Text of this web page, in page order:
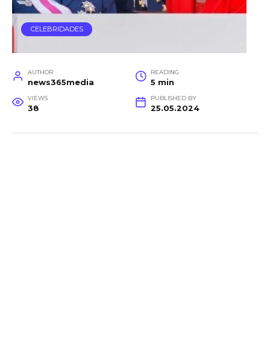
CELEBRIDADES
AUTHOR
news365media
READING
5 min
VIEWS
38
PUBLISHED BY
25.05.2024